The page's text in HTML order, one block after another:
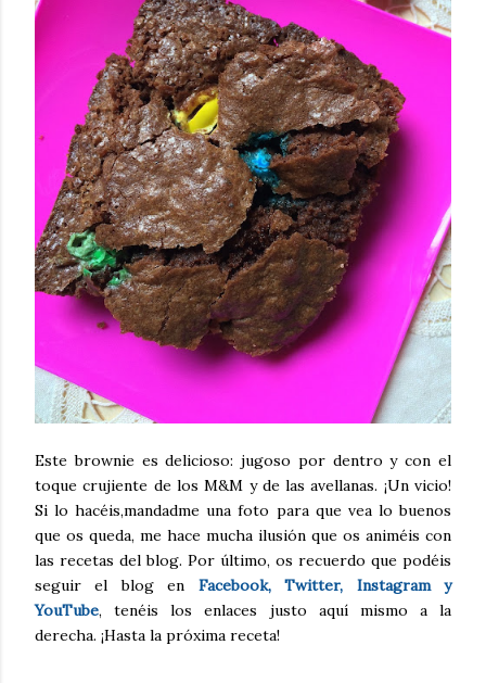
Este brownie es delicioso: jugoso por dentro y con el
toque crujiente de los M&M y de las avellanas. ¡Un vicio!
Si lo hacéis,mandadme una foto para que vea lo buenos
que os queda, me hace mucha ilusión que os animéis con
las recetas del blog. Por último, os recuerdo que podéis
seguir el blog en Facebook, Twitter, Instagram y
YouTube, tenéis los enlaces justo aquí mismo a la
derecha. ¡Hasta la próxima receta!